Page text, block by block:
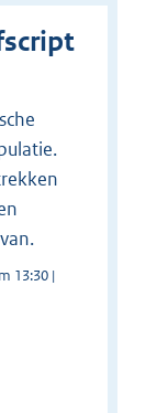
13:30 |